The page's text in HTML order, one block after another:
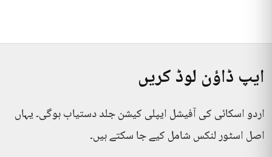
ایپ ڈاؤن لوڈ کریں
اردو اسکائی کی آفیشل ایپلی کیشن جلد دستیاب ہوگی۔ یہاں
اصل اسٹور لنکس شامل کیے جا سکتے ہیں۔